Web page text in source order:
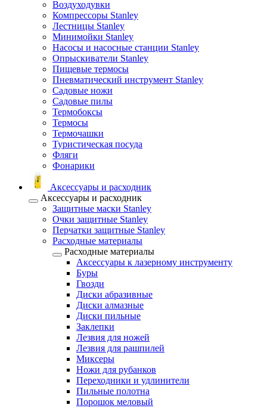
Воздуходувки
Компрессоры Stanley
Лестницы Stanley
Минимойки Stanley
Насосы и насосные станции Stanley
Опрыскиватели Stanley
Пищевые термосы
Пневматический инструмент Stanley
Садовые ножи
Садовые пилы
Термобоксы
Термосы
Термочашки
Туристическая посуда
Фляги
Фонарики
Аксессуары и расходник
Аксессуары и расходник
Защитные маски Stanley
Очки защитные Stanley
Перчатки защитные Stanley
Расходные материалы
Расходные материалы
Аксессуары к лазерному инструменту
Буры
Гвозди
Диски абразивные
Диски алмазные
Диски пильные
Заклепки
Лезвия для ножей
Лезвия для рашпилей
Миксеры
Ножи для рубанков
Переходники и удлинители
Пильные полотна
Порошок меловый